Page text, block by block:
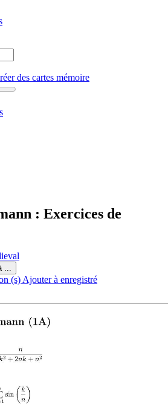
des cartes mémoire
: Exercices de
(s) Ajouter à enregistré